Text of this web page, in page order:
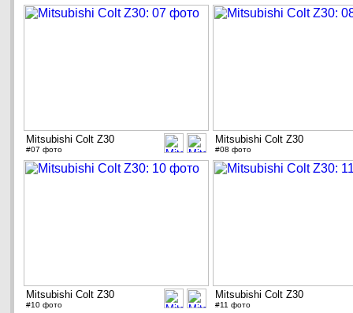
Mitsubishi Colt Z30
#07 фото
Mitsubishi Colt Z30
#08 фото
Mitsubishi Colt Z30
#10 фото
Mitsubishi Colt Z30
#11 фото